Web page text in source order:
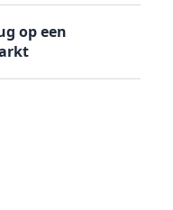
op een